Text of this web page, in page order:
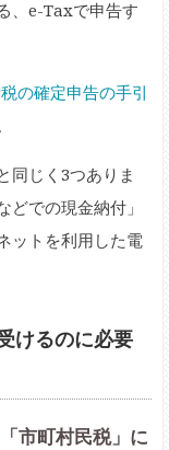
、e-Taxで申告す
の確定申告の手引
同じく3つありま
での現金納付」
ットを利用した電
けるのに必要
市町村民税」に